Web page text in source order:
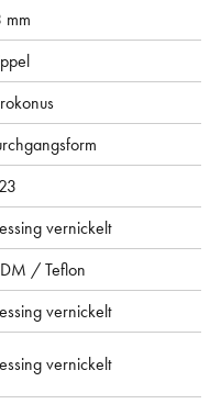
mm
vernickelt
/ Teflon
vernickelt
vernickelt